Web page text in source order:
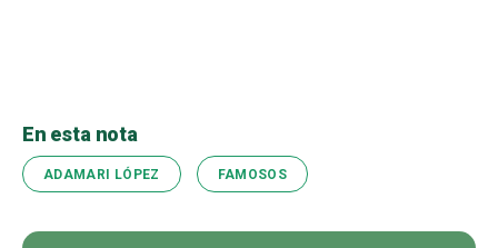
En esta nota
ADAMARI LÓPEZ FAMOSOS